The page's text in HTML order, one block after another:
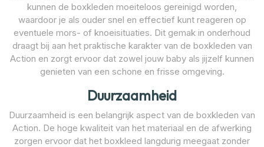
kunnen de boxkleden moeiteloos gereinigd worden,
waardoor je als ouder snel en effectief kunt reageren op
eventuele mors- of knoeisituaties. Dit gemak in onderhoud
draagt bij aan het praktische karakter van de boxkleden van
Action en zorgt ervoor dat zowel jouw baby als jijzelf kunnen
genieten van een schone en frisse omgeving.
Duurzaamheid
Duurzaamheid is een belangrijk aspect van de boxkleden van
Action. De hoge kwaliteit van het materiaal en de afwerking
zorgen ervoor dat het boxkleed langdurig meegaat zonder